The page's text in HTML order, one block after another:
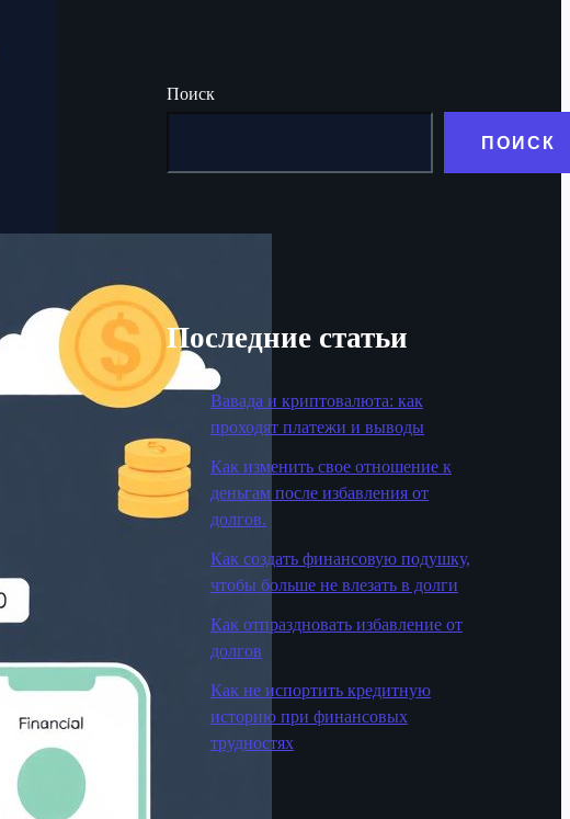
Поиск
ПОИСК
Последние статьи
Вавада и криптовалюта: как
проходят платежи и выводы
Как изменить свое отношение к
деньгам после избавления от
долгов.
Как создать финансовую подушку,
чтобы больше не влезать в долги
Как отпраздновать избавление от
долгов
Как не испортить кредитную
историю при финансовых
трудностях